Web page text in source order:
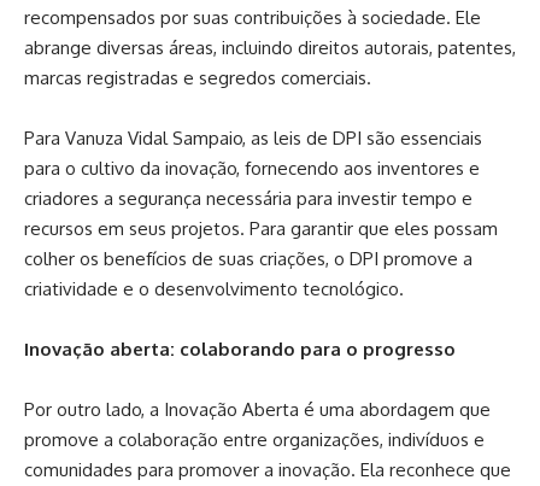
recompensados ​​por suas contribuições à sociedade. Ele
abrange diversas áreas, incluindo direitos autorais, patentes,
marcas registradas e segredos comerciais.
Para Vanuza Vidal Sampaio, as leis de DPI são essenciais
para o cultivo da inovação, fornecendo aos inventores e
criadores a segurança necessária para investir tempo e
recursos em seus projetos. Para garantir que eles possam
colher os benefícios de suas criações, o DPI promove a
criatividade e o desenvolvimento tecnológico.
Inovação aberta: colaborando para o progresso
Por outro lado, a Inovação Aberta é uma abordagem que
promove a colaboração entre organizações, indivíduos e
comunidades para promover a inovação. Ela reconhece que